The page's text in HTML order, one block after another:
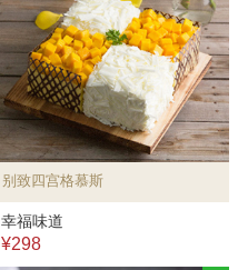
别致四宫格慕斯
幸福味道
¥298